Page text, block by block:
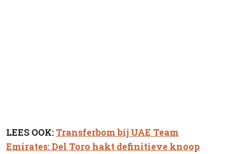
LEES OOK: Transferbom bij UAE Team
Emirates: Del Toro hakt definitieve knoop